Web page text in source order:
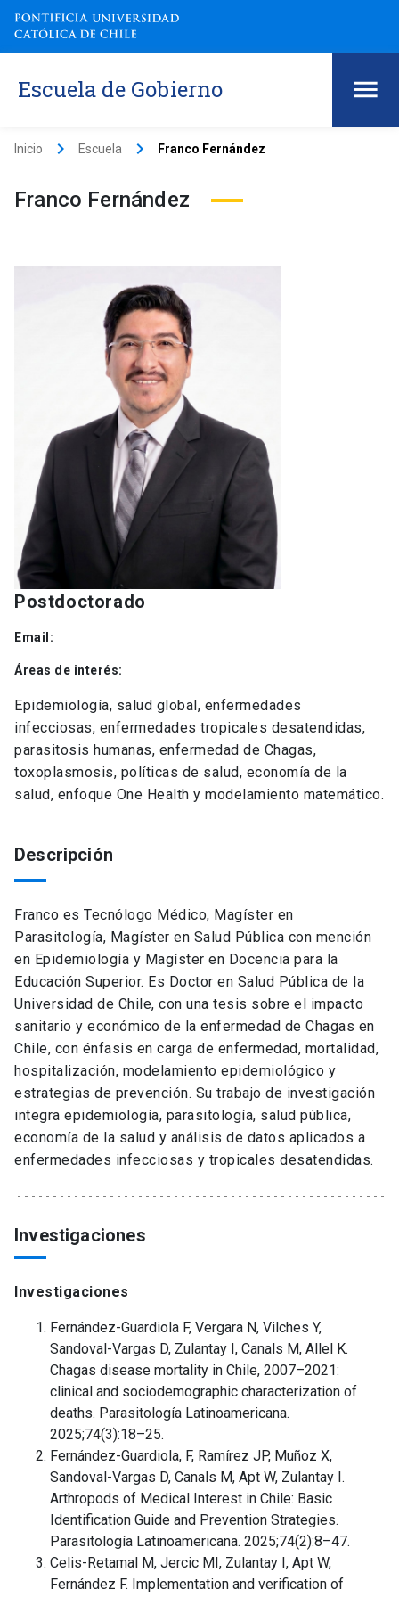
Escuela de Gobierno
Inicio keyboard_arrow_right Escuela keyboard_arrow_right Franco Fernández
Franco Fernández
Postdoctorado
Email:
Áreas de interés:
Epidemiología, salud global, enfermedades
infecciosas, enfermedades tropicales desatendidas,
parasitosis humanas, enfermedad de Chagas,
toxoplasmosis, políticas de salud, economía de la
salud, enfoque One Health y modelamiento matemático.
Descripción
Franco es Tecnólogo Médico, Magíster en
Parasitología, Magíster en Salud Pública con mención
en Epidemiología y Magíster en Docencia para la
Educación Superior. Es Doctor en Salud Pública de la
Universidad de Chile, con una tesis sobre el impacto
sanitario y económico de la enfermedad de Chagas en
Chile, con énfasis en carga de enfermedad, mortalidad,
hospitalización, modelamiento epidemiológico y
estrategias de prevención. Su trabajo de investigación
integra epidemiología, parasitología, salud pública,
economía de la salud y análisis de datos aplicados a
enfermedades infecciosas y tropicales desatendidas.
Investigaciones
Investigaciones
Fernández-Guardiola F, Vergara N, Vilches Y,
Sandoval-Vargas D, Zulantay I, Canals M, Allel K.
Chagas disease mortality in Chile, 2007–2021:
clinical and sociodemographic characterization of
deaths. Parasitología Latinoamericana.
2025;74(3):18–25.
Fernández-Guardiola, F, Ramírez JP, Muñoz X,
Sandoval-Vargas D, Canals M, Apt W, Zulantay I.
Arthropods of Medical Interest in Chile: Basic
Identification Guide and Prevention Strategies.
Parasitología Latinoamericana. 2025;74(2):8–47.
Celis-Retamal M, Jercic MI, Zulantay I, Apt W,
Fernández F. Implementation and verification of